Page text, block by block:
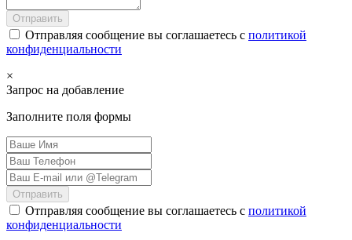
Отправить
Отправляя сообщение вы соглашаетесь с политикой
конфиденциальности
×
Запрос на добавление
Заполните поля формы
Отправить
Отправляя сообщение вы соглашаетесь с политикой
конфиденциальности